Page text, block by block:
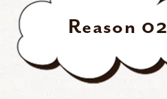
Reason 02